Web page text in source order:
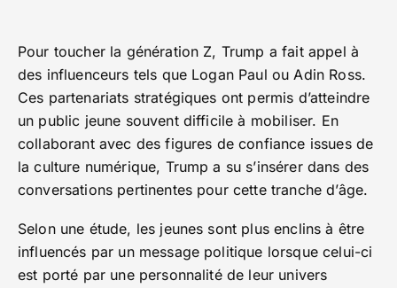
Pour toucher la génération Z, Trump a fait appel à
des influenceurs tels que Logan Paul ou Adin Ross.
Ces partenariats stratégiques ont permis d’atteindre
un public jeune souvent difficile à mobiliser. En
collaborant avec des figures de confiance issues de
la culture numérique, Trump a su s’insérer dans des
conversations pertinentes pour cette tranche d’âge.
Selon une étude, les jeunes sont plus enclins à être
influencés par un message politique lorsque celui-ci
est porté par une personnalité de leur univers